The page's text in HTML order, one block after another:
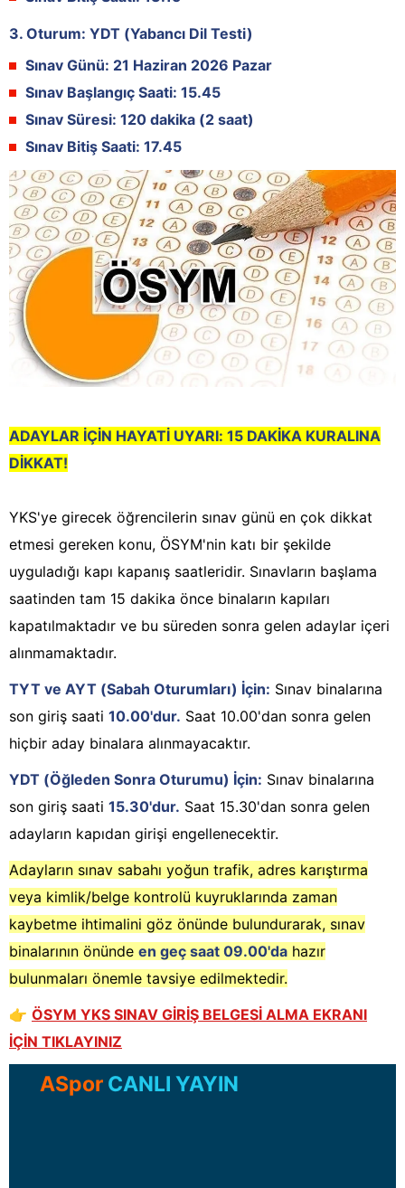
3. Oturum: YDT (Yabancı Dil Testi)
Sınav Günü: 21 Haziran 2026 Pazar
Sınav Başlangıç Saati: 15.45
Sınav Süresi: 120 dakika (2 saat)
Sınav Bitiş Saati: 17.45
ADAYLAR İÇİN HAYATİ UYARI: 15 DAKİKA KURALINA
DİKKAT!
YKS'ye girecek öğrencilerin sınav günü en çok dikkat
etmesi gereken konu, ÖSYM'nin katı bir şekilde
uyguladığı kapı kapanış saatleridir. Sınavların başlama
saatinden tam 15 dakika önce binaların kapıları
kapatılmaktadır ve bu süreden sonra gelen adaylar içeri
alınmamaktadır.
TYT ve AYT (Sabah Oturumları) İçin: Sınav binalarına
son giriş saati 10.00'dur. Saat 10.00'dan sonra gelen
hiçbir aday binalara alınmayacaktır.
YDT (Öğleden Sonra Oturumu) İçin: Sınav binalarına
son giriş saati 15.30'dur. Saat 15.30'dan sonra gelen
adayların kapıdan girişi engellenecektir.
Adayların sınav sabahı yoğun trafik, adres karıştırma
veya kimlik/belge kontrolü kuyruklarında zaman
kaybetme ihtimalini göz önünde bulundurarak, sınav
binalarının önünde en geç saat 09.00'da hazır
bulunmaları önemle tavsiye edilmektedir.
👉 ÖSYM YKS SINAV GİRİŞ BELGESİ ALMA EKRANI
İÇİN TIKLAYINIZ
ASpor CANLI YAYIN